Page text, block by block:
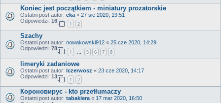
Koniec jest początkiem - miniatury prozatorskie
Ostatni post autor: eka « 27 sie 2020, 19:51
Odpowiedzi: 16
1 2
Szachy
Ostatni post autor: nowakowski912 « 25 cze 2020, 14:29
Odpowiedzi: 78
1 … 5 6 7 8
limeryki zadaniowe
Ostatni post autor: lczerwosz « 23 cze 2020, 14:17
Odpowiedzi: 13
1 2
Короновирус - kto przetłumaczy
Ostatni post autor: tabakiera« 17 mar 2020, 16:50